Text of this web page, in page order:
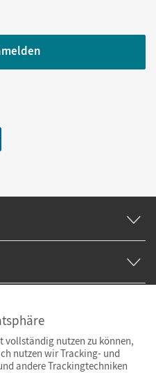
vollständig nutzen zu können,
nutzen wir Tracking- und
andere Trackingtechniken